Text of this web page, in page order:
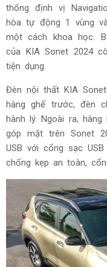
thống định vị
hòa tự động 1 vùng
một cách khoa học.
của KIA Sonet 2024
tiện dụng.
Đèn nội thất KIA
hàng ghế trước, đèn
hành lý. Ngoài ra,
góp mặt trên Sonet
USB với cổng sạc
chống kẹp an toàn,